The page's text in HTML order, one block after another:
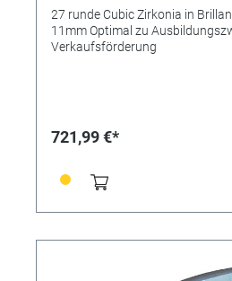
27 runde Cubic Zirkonia in
11mm Optimal zu
Verkaufsförderung
721,99 €*